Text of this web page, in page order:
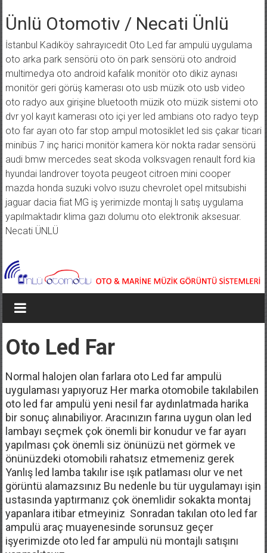
geç
Ünlü Otomotiv / Necati Ünlü
İstanbul Kadıköy sahrayıcedit Oto Led far ampulü uygulama
oto arka park sensörü oto ön park sensörü oto android
multimedya oto android kafalık monitör oto dikiz aynası
monitör geri görüş kamerası oto usb müzik oto usb video
oto radyo aux girişine bluetooth müzik oto müzik sistemi oto
dvr yol kayıt kamerası oto içi yer led ambians oto radyo teyp
oto far ayarı oto far stop ampul motosiklet led sis çakar ticari
minibüs 7 inç harici monitör kamera kör nokta radar sensörü
audi bmw mercedes seat skoda volksvagen renault ford kia
hyundai landrover toyota peugeot citroen mini cooper
mazda honda suzuki volvo ısuzu chevrolet opel mitsubishi
jaguar dacia fiat MG iş yerimizde montaj lı satış uygulama
yapılmaktadır klima gazı dolumu oto elektronik aksesuar.
Necati ÜNLÜ
Oto Led Far
Normal halojen olan farlara oto Led far ampulü
uygulaması yapıyoruz Her marka otomobile takılabilen
oto led far ampulü yeni nesil far aydınlatmada harika
bir sonuç alınabiliyor. Aracınızın farına uygun olan led
lambayı seçmek çok önemli bir konudur ve far ayarı
yapılması çok önemli siz önünüzü net görmek ve
önünüzdeki otomobili rahatsız etmemeniz gerek
Yanlış led lamba takılır ise ışık patlaması olur ve net
görüntü alamazsınız Bu nedenle bu tür uygulamayı işin
ustasında yaptırmanız çok önemlidir sokakta montaj
yapanlara itibar etmeyiniz Sonradan takılan oto led far
ampulü araç muayenesinde sorunsuz geçer
işyerimizde oto led far ampulü nü montajlı satışını